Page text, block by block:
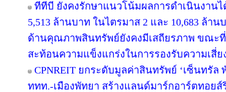
ทีทีบี ยังคงรักษาแนวโน้มผลการดำเนินงาน
5,513 ล้านบาท ในไตรมาส 2 และ 10,683 ล้า
ด้านคุณภาพสินทรัพย์ยังคงมีเสถียรภาพ ขณะที่
สะท้อนความแข็งแกร่งในการรองรับความเสี่ย
CPNREIT ยกระดับมูลค่าสินทรัพย์ ‘เซ็นทรัล
ททท.-เมืองพัทยา สร้างแลนด์มาร์กอาร์ตทอย